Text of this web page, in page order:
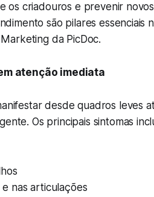
os criadouros e prevenir
são pilares essenciais
da PicDoc.
atenção imediata
desde quadros leves
Os principais sintomas
nas articulações